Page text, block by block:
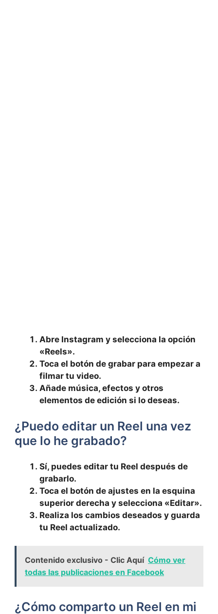
Abre Instagram y selecciona la opción
«Reels».
Toca el botón de grabar para empezar a
filmar tu video.
Añade música, efectos y otros
elementos de edición si lo deseas.
¿Puedo editar un Reel una vez
que lo he grabado?
Sí, puedes editar ‍tu Reel después de
grabarlo.
Toca ‌el botón ‍de ajustes en la esquina
superior derecha y selecciona «Editar».
Realiza los cambios deseados y guarda
tu Reel actualizado.
Contenido exclusivo - Clic Aquí Cómo ver
todas las publicaciones en Facebook
¿Cómo comparto‌ un⁣ Reel‌ en mi